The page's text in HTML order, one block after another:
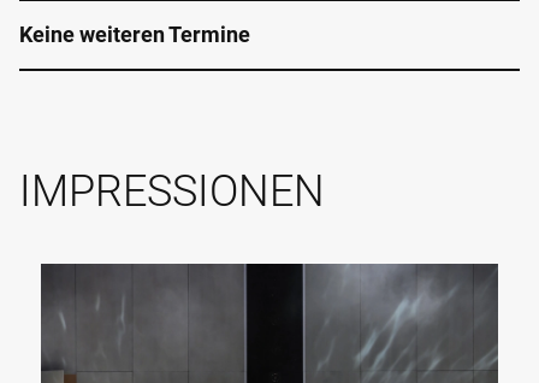
Keine weiteren Termine
IMPRESSIONEN